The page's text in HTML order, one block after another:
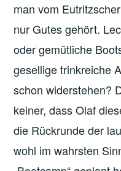
man vom
nur Gutes gehört.
oder gemütliche
gesellige trinkreiche
schon widerstehen?
keiner, dass Olaf
die Rückrunde der
wohl im wahrsten